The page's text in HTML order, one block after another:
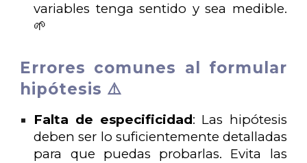
variables tenga sentido y sea medible.
🌱
Errores comunes al formular
hipótesis ⚠️
Falta de especificidad: Las hipótesis
deben ser lo suficientemente detalladas
para que puedas probarlas. Evita las